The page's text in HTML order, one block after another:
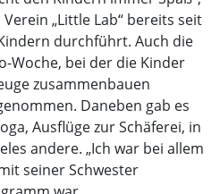
„Little Lab“ bereits seit
durchführt. Auch die
Woche, bei der die Kinder
zusammenbauen
Daneben gab es
Ausflüge zur Schäferei, in
andere. „Ich war bei allem
seiner Schwester